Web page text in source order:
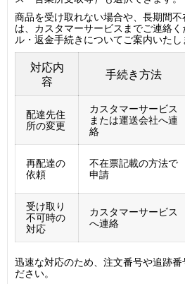
商品を受け取れない場合や、長期間
は、カスタマーサービスまでご連絡
ル・返金手続きについてご案内いたし
対応内
容
手続き方法
配達先住
所の変更
カスタマーサービス
または運送会社へ連
絡
再配達の
依頼
不在票記載の方法で
申請
受け取り
不可時の
対応
カスタマーサービス
へ連絡
迅速な対応のため、注文番号や追跡番
ださい。